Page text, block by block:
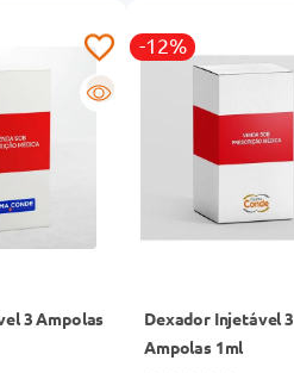
R
3 Ampolas
-12%
Dexador Injetável 3
Ampolas 1ml